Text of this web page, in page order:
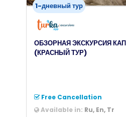
1-дневный тур
ОБЗОРНАЯ ЭКСКУРСИЯ
(КРАСНЫЙ ТУР)
Free Cancellation
Available in: Ru, En, Tr